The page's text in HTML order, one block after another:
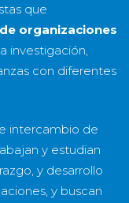
que
organizaciones
investigación,
con diferentes
intercambio de
y estudian
y desarrollo
y buscan